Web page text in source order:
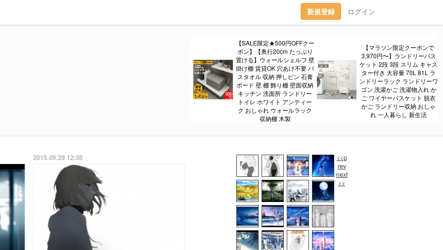
新規登録 ログイン
【SALE限定★500円OFFクー
ポン】【奥行20cm たっぷり
置ける】ウォールシェルフ 壁
掛け棚 賃貸OK 穴あけ不要 バ
スタオル 収納 押しピン 石膏
ボード 壁 棚 飾り棚 壁面収納
キッチン 洗面所 ランドリー
トイレ ホワイト アンティー
ク おしゃれ ウォールラック
収納棚 木製
【マラソン限定クーポンで
3,970円〜】ランドリーバス
ケット 2段 3段 スリム キャス
ター付き 大容量 70L 81L ラ
ンドリーラック ランドリーワ
ゴン 洗濯かご 洗濯物入れ か
ご ワイヤーバスケット 脱衣
かご ランドリー収納 おしゃ
れ 一人暮らし 新生活
<<p
rev
next
>>
2015.09.29 12:38